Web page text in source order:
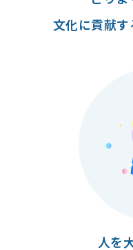
文化に貢献す
人を